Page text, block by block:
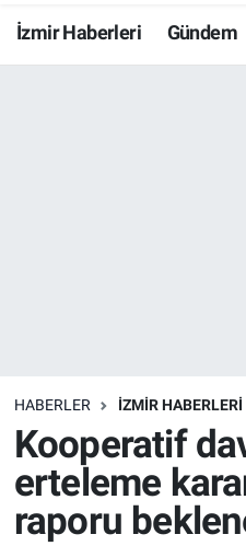
İzmir Haberleri Gündem
HABERLER İZMİR HABERLERİ
Kooperatif
erteleme
raporu
Resmi İlanlar